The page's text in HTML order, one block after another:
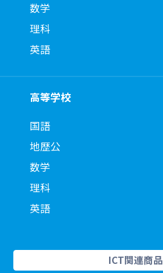
数学
理科
英語
高等学校
国語
地歴公
数学
理科
英語
ICT関連商品